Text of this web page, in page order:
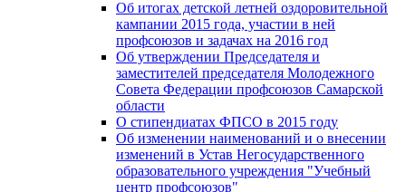
Об итогах детской летней оздоровительной
кампании 2015 года, участии в ней
профсоюзов и задачах на 2016 год
Об утверждении Председателя и
заместителей председателя Молодежного
Совета Федерации профсоюзов Самарской
области
О стипендиатах ФПСО в 2015 году
Об изменении наименований и о внесении
изменений в Устав Негосударственного
образовательного учреждения "Учебный
центр профсоюзов"